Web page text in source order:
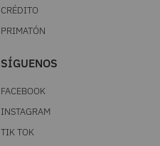
MUNDO ORIGIN
NUESTRAS TIENDAS